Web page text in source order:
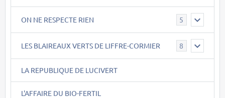
ON NE RESPECTE RIEN 5
LES BLAIREAUX VERTS DE LIFFRE-CORMIER 8
LA REPUBLIQUE DE LUCIVERT
L'AFFAIRE DU BIO-FERTIL